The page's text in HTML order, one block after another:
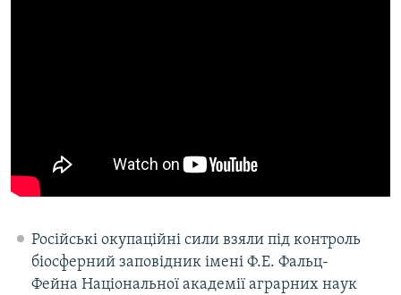
Російські окупаційні сили взяли під контроль
біосферний заповідник імені Ф.Е. Фальц-
Фейна Національної академії аграрних наук